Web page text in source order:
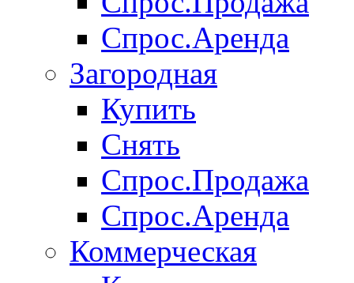
Спрос.Аренда
Загородная
Купить
Снять
Спрос.Продажа
Спрос.Аренда
Коммерческая